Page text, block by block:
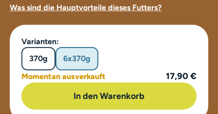
Was sind die Hauptvorteile dieses Futters?
Varianten:
370g
6x370g
Momentan ausverkauft
17,90 €
In den Warenkorb